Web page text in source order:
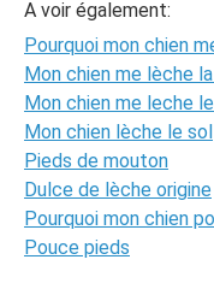
A voir également:
Pourquoi mon chien
Mon chien me lèche
Mon chien me leche
Mon chien lèche le sol
Pieds de mouton
Dulce de lèche origine
Pourquoi mon chien
Pouce pieds